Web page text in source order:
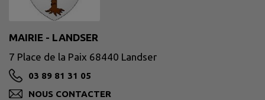
MAIRIE - LANDSER
7 Place de la Paix 68440 Landser
03 89 81 31 05
NOUS CONTACTER